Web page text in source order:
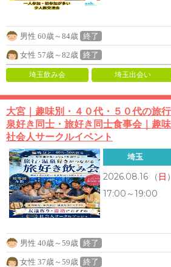
男性 60歳～84歳 終了
女性 57歳～82歳 終了
埼玉飲み会 埼玉出会い
大宮｜趣味別・４０代・５０代の旅
泉好き同士・旅好き同士食事会｜趣
社会人サークルイベント
埼玉
2026.08.16 （ 日 ）
17:00～19:00
男性 40歳～59歳 終了
女性 37歳～59歳 終了